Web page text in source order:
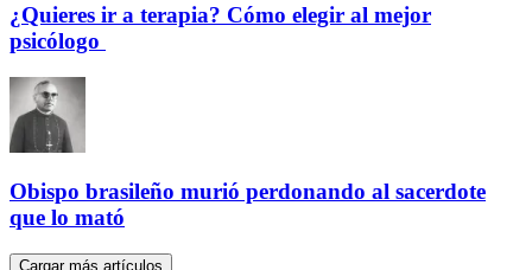
¿Quieres ir a terapia? Cómo elegir al mejor
psicólogo
Obispo brasileño murió perdonando al sacerdote
que lo mató
Cargar más artículos